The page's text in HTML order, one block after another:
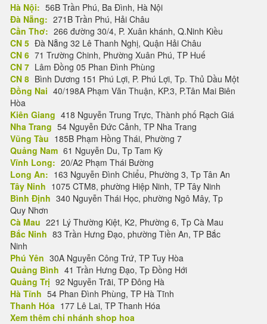
Hà Nội: 56B Trần Phú, Ba Đình, Hà Nội
Đà Nẵng: 271B Trần Phú, Hải Châu
Cần Thơ: 266 đường 30/4, P. Xuân khánh, Q.Ninh Kiều
CN 5 Đà Nẵng 32 Lê Thanh Nghị, Quận Hải Châu
CN 6 71 Trường Chinh, Phường Xuân Phú, TP Huế
CN 7 Lâm Đồng 05 Phan Đình Phùng
CN 8 Bình Dương 151 Phú Lợi, P. Phú Lợi, Tp. Thủ Dầu Một
Đồng Nai 40/198A Phạm Văn Thuận, KP.3, P.Tân Mai Biên
Hòa
Kiên Giang 418 Nguyễn Trung Trực, Thành phố Rạch Giá
Nha Trang 54 Nguyễn Đức Cảnh, TP Nha Trang
Vũng Tàu 185B Phạm Hồng Thái, Phường 7
Quảng Nam 61 Nguyễn Du, Tp Tam Kỳ
Vĩnh Long: 20/A2 Phạm Thái Bường
Long An: 163 Nguyễn Đình Chiểu, Phường 3, Tp Tân An
Tây Ninh 1075 CTM8, phường Hiệp Ninh, TP Tây Ninh
Bình Định 340 Nguyễn Thái Học, phường Ngô Mây, Tp
Quy Nhơn
Cà Mau 221 Lý Thường Kiệt, K2, Phường 6, Tp Cà Mau
Bắc Ninh 83 Trần Hưng Đạo, phường Tiền An, TP Bắc
Ninh
Phú Yên 30A Nguyễn Công Trứ, TP Tuy Hòa
Quảng Bình 41 Trần Hưng Đạo, Tp Đồng Hới
Quảng Trị 92 Nguyễn Trãi, TP Đông Hà
Hà Tĩnh 54 Phan Đình Phùng, TP Hà Tĩnh
Thanh Hóa 177 Lê Lai, TP Thanh Hóa
Xem thêm chi nhánh shop hoa